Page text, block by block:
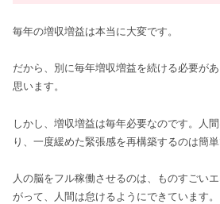
毎年の増収増益は本当に大変です。
だから、別に毎年増収増益を続ける必要が
思います。
しかし、増収増益は毎年必要なのです。人
り、一度緩めた緊張感を再構築するのは簡単
人の脳をフル稼働させるのは、ものすごい
がって、人間は怠けるようにできています。